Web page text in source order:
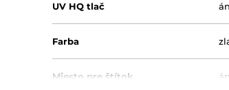
UV HQ tlač
Farba
Miesto pre štítok